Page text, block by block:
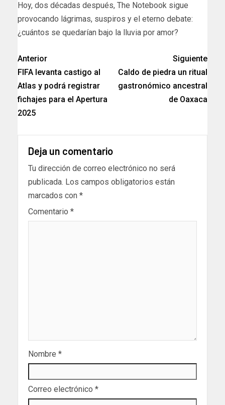
Hoy, dos décadas después, The Notebook sigue
provocando lágrimas, suspiros y el eterno debate:
¿cuántos se quedarían bajo la lluvia por amor?
Anterior
FIFA levanta castigo al
Atlas y podrá registrar
fichajes para el Apertura
2025
Siguiente
Caldo de piedra un ritual
gastronómico ancestral
de Oaxaca
Deja un comentario
Tu dirección de correo electrónico no será
publicada. Los campos obligatorios están
marcados con *
Comentario *
Nombre *
Correo electrónico *